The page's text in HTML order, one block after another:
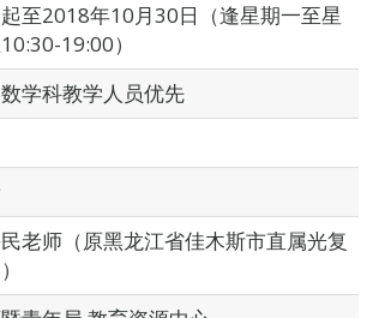
至2018年10月30日（逢星期一至星
19:00）
学科教学人员优先
老师（原黑龙江省佳木斯市直属光复